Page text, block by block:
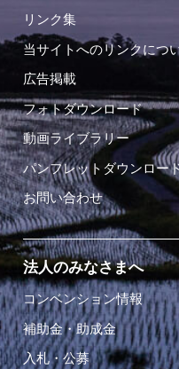
リンク集
当サイトへのリンクにつ
広告掲載
フォトダウンロード
動画ライブラリー
パンフレットダウンロー
お問い合わせ
法人のみなさまへ
コンベンション情報
補助金・助成金
入札・公募